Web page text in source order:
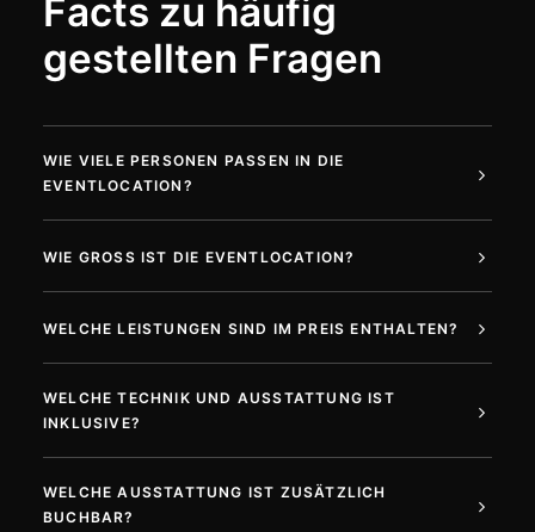
Facts zu häufig
gestellten Fragen
WIE VIELE PERSONEN PASSEN IN DIE
EVENTLOCATION?
WIE GROSS IST DIE EVENTLOCATION?
WELCHE LEISTUNGEN SIND IM PREIS ENTHALTEN?
WELCHE TECHNIK UND AUSSTATTUNG IST
INKLUSIVE?
WELCHE AUSSTATTUNG IST ZUSÄTZLICH
BUCHBAR?